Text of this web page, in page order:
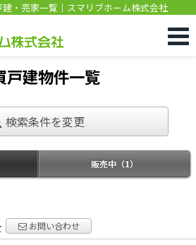
・売家一覧｜スマリブホーム株式会社
戸建物件一覧
検索条件を変更
販売中（1）
お問い合わせ